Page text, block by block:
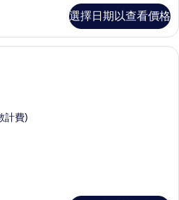
選擇日期以查看價格
49-吋平面電視、有線頻道、電視、付
計費)